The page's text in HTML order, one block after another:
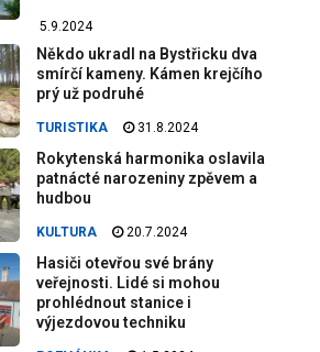
5.9.2024
Někdo ukradl na Bystřicku dva
smírčí kameny. Kámen krejčího
prý už podruhé
TURISTIKA 31.8.2024
Rokytenská harmonika oslavila
patnácté narozeniny zpěvem a
hudbou
KULTURA 20.7.2024
Hasiči otevřou své brány
veřejnosti. Lidé si mohou
prohlédnout stanice i
výjezdovou techniku